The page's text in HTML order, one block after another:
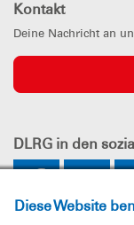
Diese Website
Kontakt
Deine Nachricht an
DLRG in den